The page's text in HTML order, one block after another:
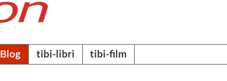
Blog tibi-libri tibi-film